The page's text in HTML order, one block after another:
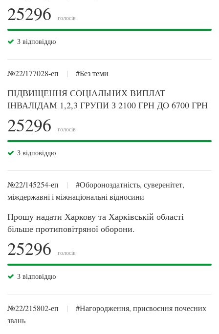
25296 голосів
З відповіддю
№22/177028-еп | #Без теми
ПІДВИЩЕННЯ СОЦІАЛЬНИХ ВИПЛАТ
ІНВАЛІДАМ 1,2,3 ГРУПИ З 2100 ГРН ДО 6700 ГРН
25296 голосів
З відповіддю
№22/145254-еп |
#Обороноздатність, суверенітет,
міждержавні і міжнаціональні відносини
Прошу надати Харкову та Харківській області
більше протиповітряної оборони.
25296 голосів
З відповіддю
№22/215802-еп |
#Нагородження, присвоєння почесних
звань